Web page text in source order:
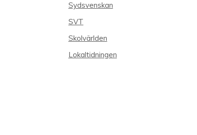
Sydsvenskan
SVT
Skolvärlden
Lokaltidningen